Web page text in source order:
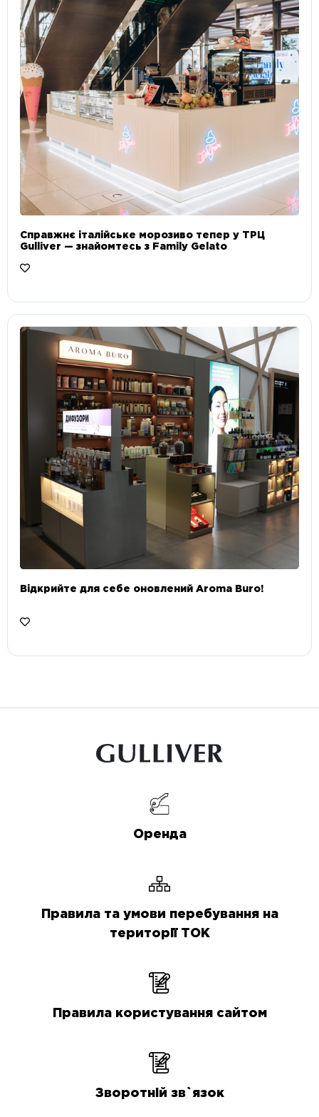
Справжнє італійське морозиво тепер у ТРЦ
Gulliver — знайомтесь з Family Gelato
Відкрийте для себе оновлений Aroma Buro! ⠀
Оренда
Правила та умови перебування на
території ТОК
Правила користування сайтом
Зворотній зв`язок